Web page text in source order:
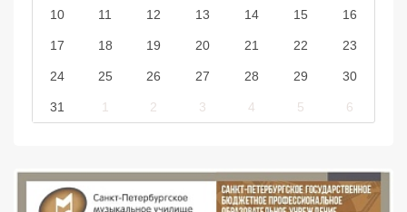
10 11 12 13 14 15 16
17 18 19 20 21 22 23
24 25 26 27 28 29 30
31 1 2 3 4 5 6